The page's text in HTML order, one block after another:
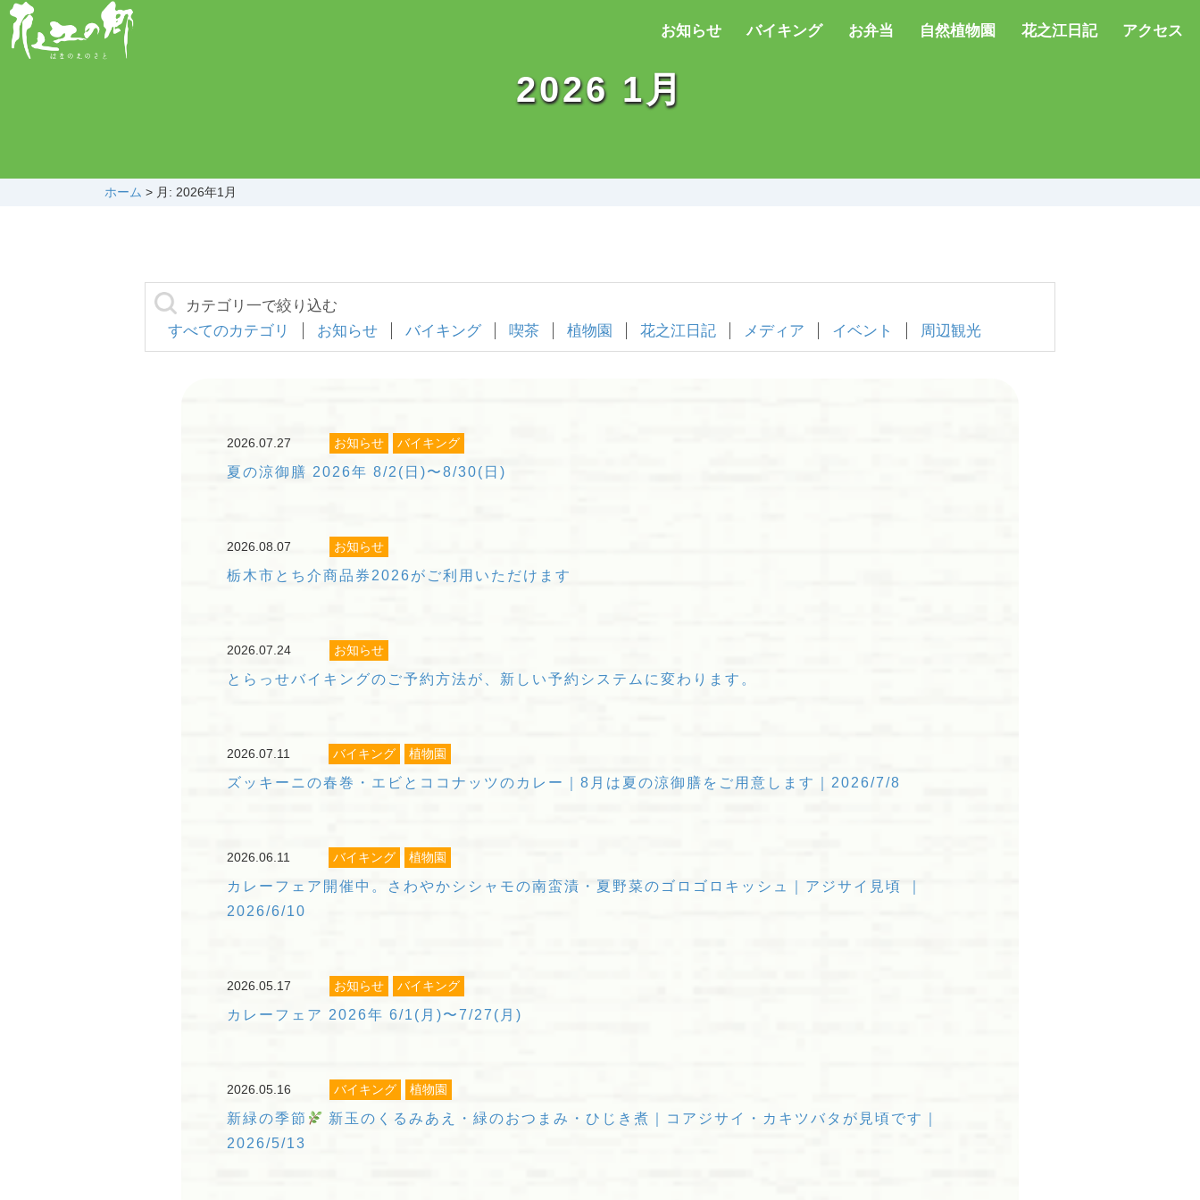
お知らせ バイキング お弁当 自然植物園 花之江日記 アクセス
2026 1月
ホーム > 月: 2026年1月
カテゴリ一で絞り込む
すべてのカテゴリ
お知らせ バイキング 喫茶 植物園 花之江日記 メディア イベント 周辺観光
2026.07.27 お知らせ バイキング
夏の涼御膳 2026年 8/2(日)〜8/30(日)
2026.08.07 お知らせ
栃木市とち介商品券2026がご利用いただけます
2026.07.24 お知らせ
とらっせバイキングのご予約方法が、新しい予約システムに変わります。
2026.07.11 バイキング 植物園
ズッキーニの春巻・エビとココナッツのカレー｜8月は夏の涼御膳をご用意します｜2026/7/8
2026.06.11 バイキング 植物園
カレーフェア開催中。さわやかシシャモの南蛮漬・夏野菜のゴロゴロキッシュ｜アジサイ見頃 ｜
2026/6/10
2026.05.17 お知らせ バイキング
カレーフェア 2026年 6/1(月)〜7/27(月)
2026.05.16 バイキング 植物園
新緑の季節
新玉のくるみあえ・緑のおつまみ・ひじき煮｜コアジサイ・カキツバタが見頃です｜
2026/5/13